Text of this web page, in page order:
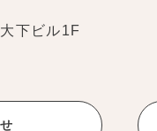
下ビル1F